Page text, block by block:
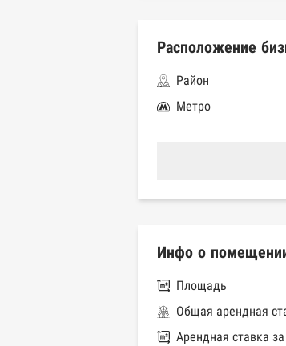
Расположение
Район
Метро
Инфо о
Площадь
Общая арендная
Арендная ставка